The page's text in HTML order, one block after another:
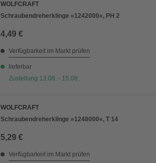
WOLFCRAFT
Schraubendreherklinge »1242000«, PH 2
4,49 €
Verfügbarkeit im Markt prüfen
lieferbar
Zustellung 13.08. - 15.08.
WOLFCRAFT
Schraubendreherklinge »1248000«, T 14
5,29 €
Verfügbarkeit im Markt prüfen